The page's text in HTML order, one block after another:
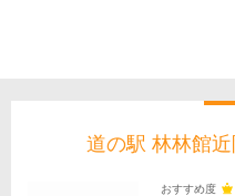
道の駅 林林館
おすすめ度